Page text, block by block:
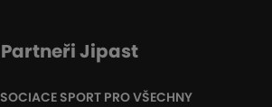
Partneři Jipast
SPORT PRO VŠECHNY